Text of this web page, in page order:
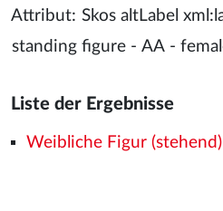
Attribut:
Liste der Ergebnisse
Weibliche Figur (stehend)